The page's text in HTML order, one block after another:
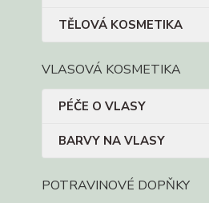
TĚLOVÁ KOSMETIKA
VLASOVÁ KOSMETIKA
PÉČE O VLASY
BARVY NA VLASY
POTRAVINOVÉ DOPŇKY